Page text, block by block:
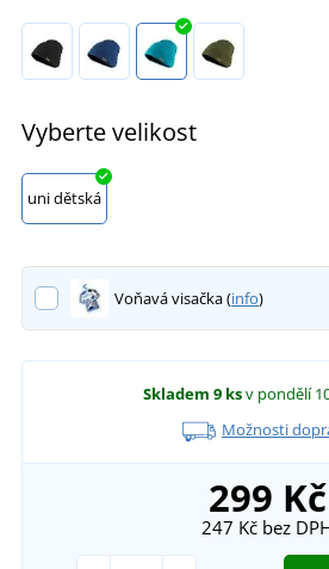
Vyberte velikost
uni dětská
Voňavá visačka (info)
Skladem 9 ksv pondělí
Možnosti
299 Kč
247 Kč bez